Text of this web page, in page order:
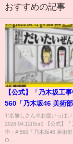
おすすめの記事
【公式】「乃木坂工
560「乃木坂46 美術部
2026.04.12 OA
1:名無しさん＠お腹いっぱい
2026.04.12(Sun) 【公式】
中」# 560「乃木坂46 美術
O...